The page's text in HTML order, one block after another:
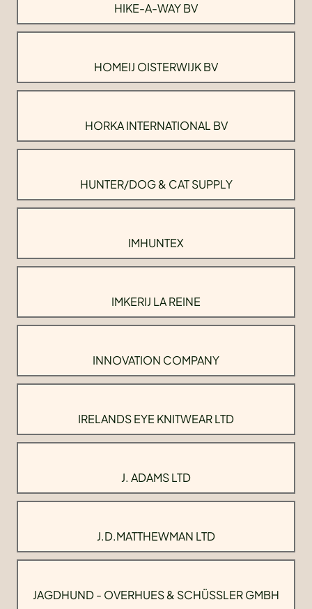
HIKE-A-WAY BV
HOMEIJ OISTERWIJK BV
HORKA INTERNATIONAL BV
HUNTER/DOG & CAT SUPPLY
IMHUNTEX
IMKERIJ LA REINE
INNOVATION COMPANY
IRELANDS EYE KNITWEAR LTD
J. ADAMS LTD
J.D.MATTHEWMAN LTD
JAGDHUND - OVERHUES & SCHÜSSLER GMBH